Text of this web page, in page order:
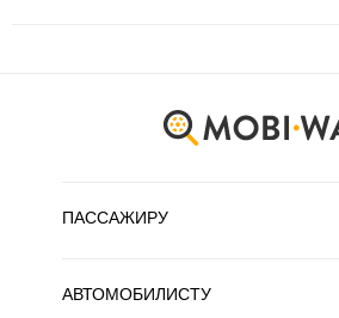
ПАССАЖИРУ
АВТОМОБИЛИСТУ